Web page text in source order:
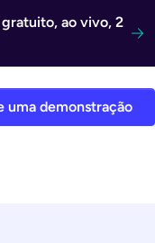
ao vivo, 2
uma demonstração